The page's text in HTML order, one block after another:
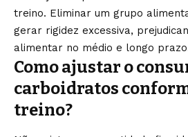
treino. Eliminar um grupo
gerar rigidez excessiva,
alimentar no médio e longo
Como ajustar o
carboidratos
treino?